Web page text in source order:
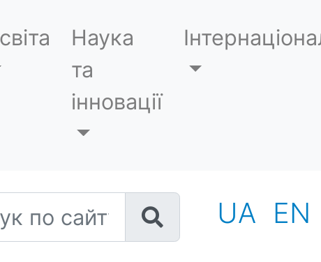
Наука
та
інновації
по сайту UA EN